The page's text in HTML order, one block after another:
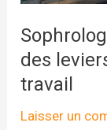
des
travail
Laisser un